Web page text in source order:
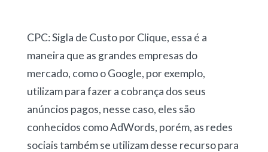
CPC: Sigla de Custo por Clique, essa é a
maneira que as grandes empresas do
mercado, como o Google, por exemplo,
utilizam para fazer a cobrança dos seus
anúncios pagos, nesse caso, eles são
conhecidos como AdWords, porém, as redes
sociais também se utilizam desse recurso para